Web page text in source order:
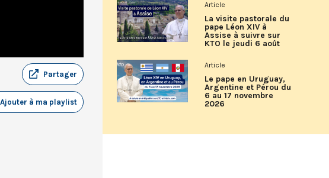
Partager
Ajouter à ma playlist
Article
La visite pastorale du
pape Léon XIV à
Assise à suivre sur
KTO le jeudi 6 août
Article
Le pape en Uruguay,
Argentine et Pérou du
6 au 17 novembre
2026